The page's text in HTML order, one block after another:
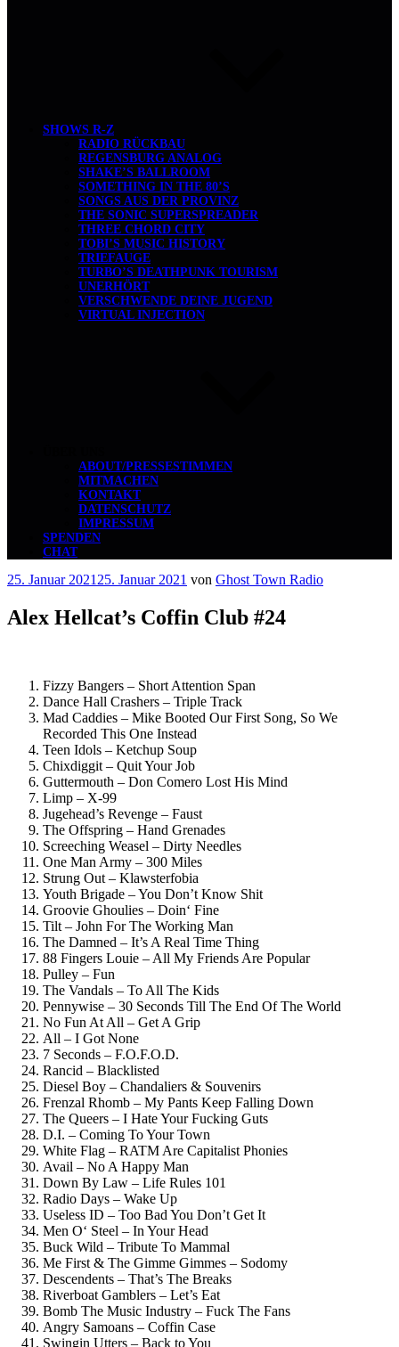
SHOWS R-Z
RADIO RÜCKBAU
REGENSBURG ANALOG
SHAKE’S BALLROOM
SOMETHING IN THE 80’S
SONGS AUS DER PROVINZ
THE SONIC SUPERSPREADER
THREE CHORD CITY
TOBI’S MUSIC HISTORY
TRIEFAUGE
TURBO’S DEATHPUNK TOURISM
UNERHÖRT
VERSCHWENDE DEINE JUGEND
VIRTUAL INJECTION
ABOUT/PRESSESTIMMEN
MITMACHEN
KONTAKT
DATENSCHUTZ
IMPRESSUM
SPENDEN
CHAT
Veröffentlicht
25. Januar 2021 25. Januar 2021 von Ghost Town Radio
Alex Hellcat’s Coffin Club #24
Fizzy Bangers – Short Attention Span
Dance Hall Crashers – Triple Track
Mad Caddies – Mike Booted Our First Song, So We
Recorded This One Instead
Teen Idols – Ketchup Soup
Chixdiggit – Quit Your Job
Guttermouth – Don Comero Lost His Mind
Limp – X-99
Jugehead’s Revenge – Faust
The Offspring – Hand Grenades
Screeching Weasel – Dirty Needles
One Man Army – 300 Miles
Strung Out – Klawsterfobia
Youth Brigade – You Don’t Know Shit
Groovie Ghoulies – Doin‘ Fine
Tilt – John For The Working Man
The Damned – It’s A Real Time Thing
88 Fingers Louie – All My Friends Are Popular
Pulley – Fun
The Vandals – To All The Kids
Pennywise – 30 Seconds Till The End Of The World
No Fun At All – Get A Grip
All – I Got None
7 Seconds – F.O.F.O.D.
Rancid – Blacklisted
Diesel Boy – Chandaliers & Souvenirs
Frenzal Rhomb – My Pants Keep Falling Down
The Queers – I Hate Your Fucking Guts
D.I. – Coming To Your Town
White Flag – RATM Are Capitalist Phonies
Avail – No A Happy Man
Down By Law – Life Rules 101
Radio Days – Wake Up
Useless ID – Too Bad You Don’t Get It
Men O‘ Steel – In Your Head
Buck Wild – Tribute To Mammal
Me First & The Gimme Gimmes – Sodomy
Descendents – That’s The Breaks
Riverboat Gamblers – Let’s Eat
Bomb The Music Industry – Fuck The Fans
Angry Samoans – Coffin Case
Swingin Utters – Back to You